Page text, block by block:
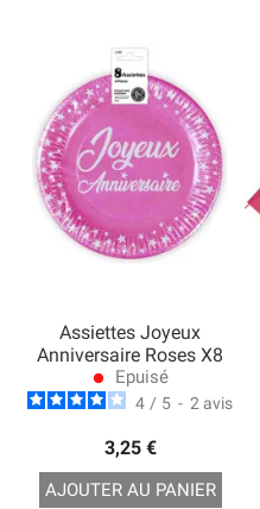
Assiettes Joyeux
Anniversaire Roses X8
lens Epuisé
4 / 5 - 2 avis
3,25 €
AJOUTER AU PANIER